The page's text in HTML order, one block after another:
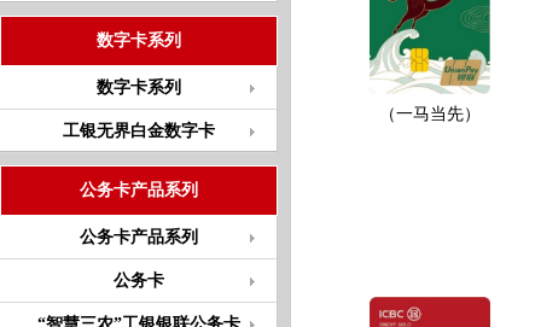
数字卡系列
数字卡系列
工银无界白金数字卡
公务卡产品系列
公务卡产品系列
公务卡
（一马当先）